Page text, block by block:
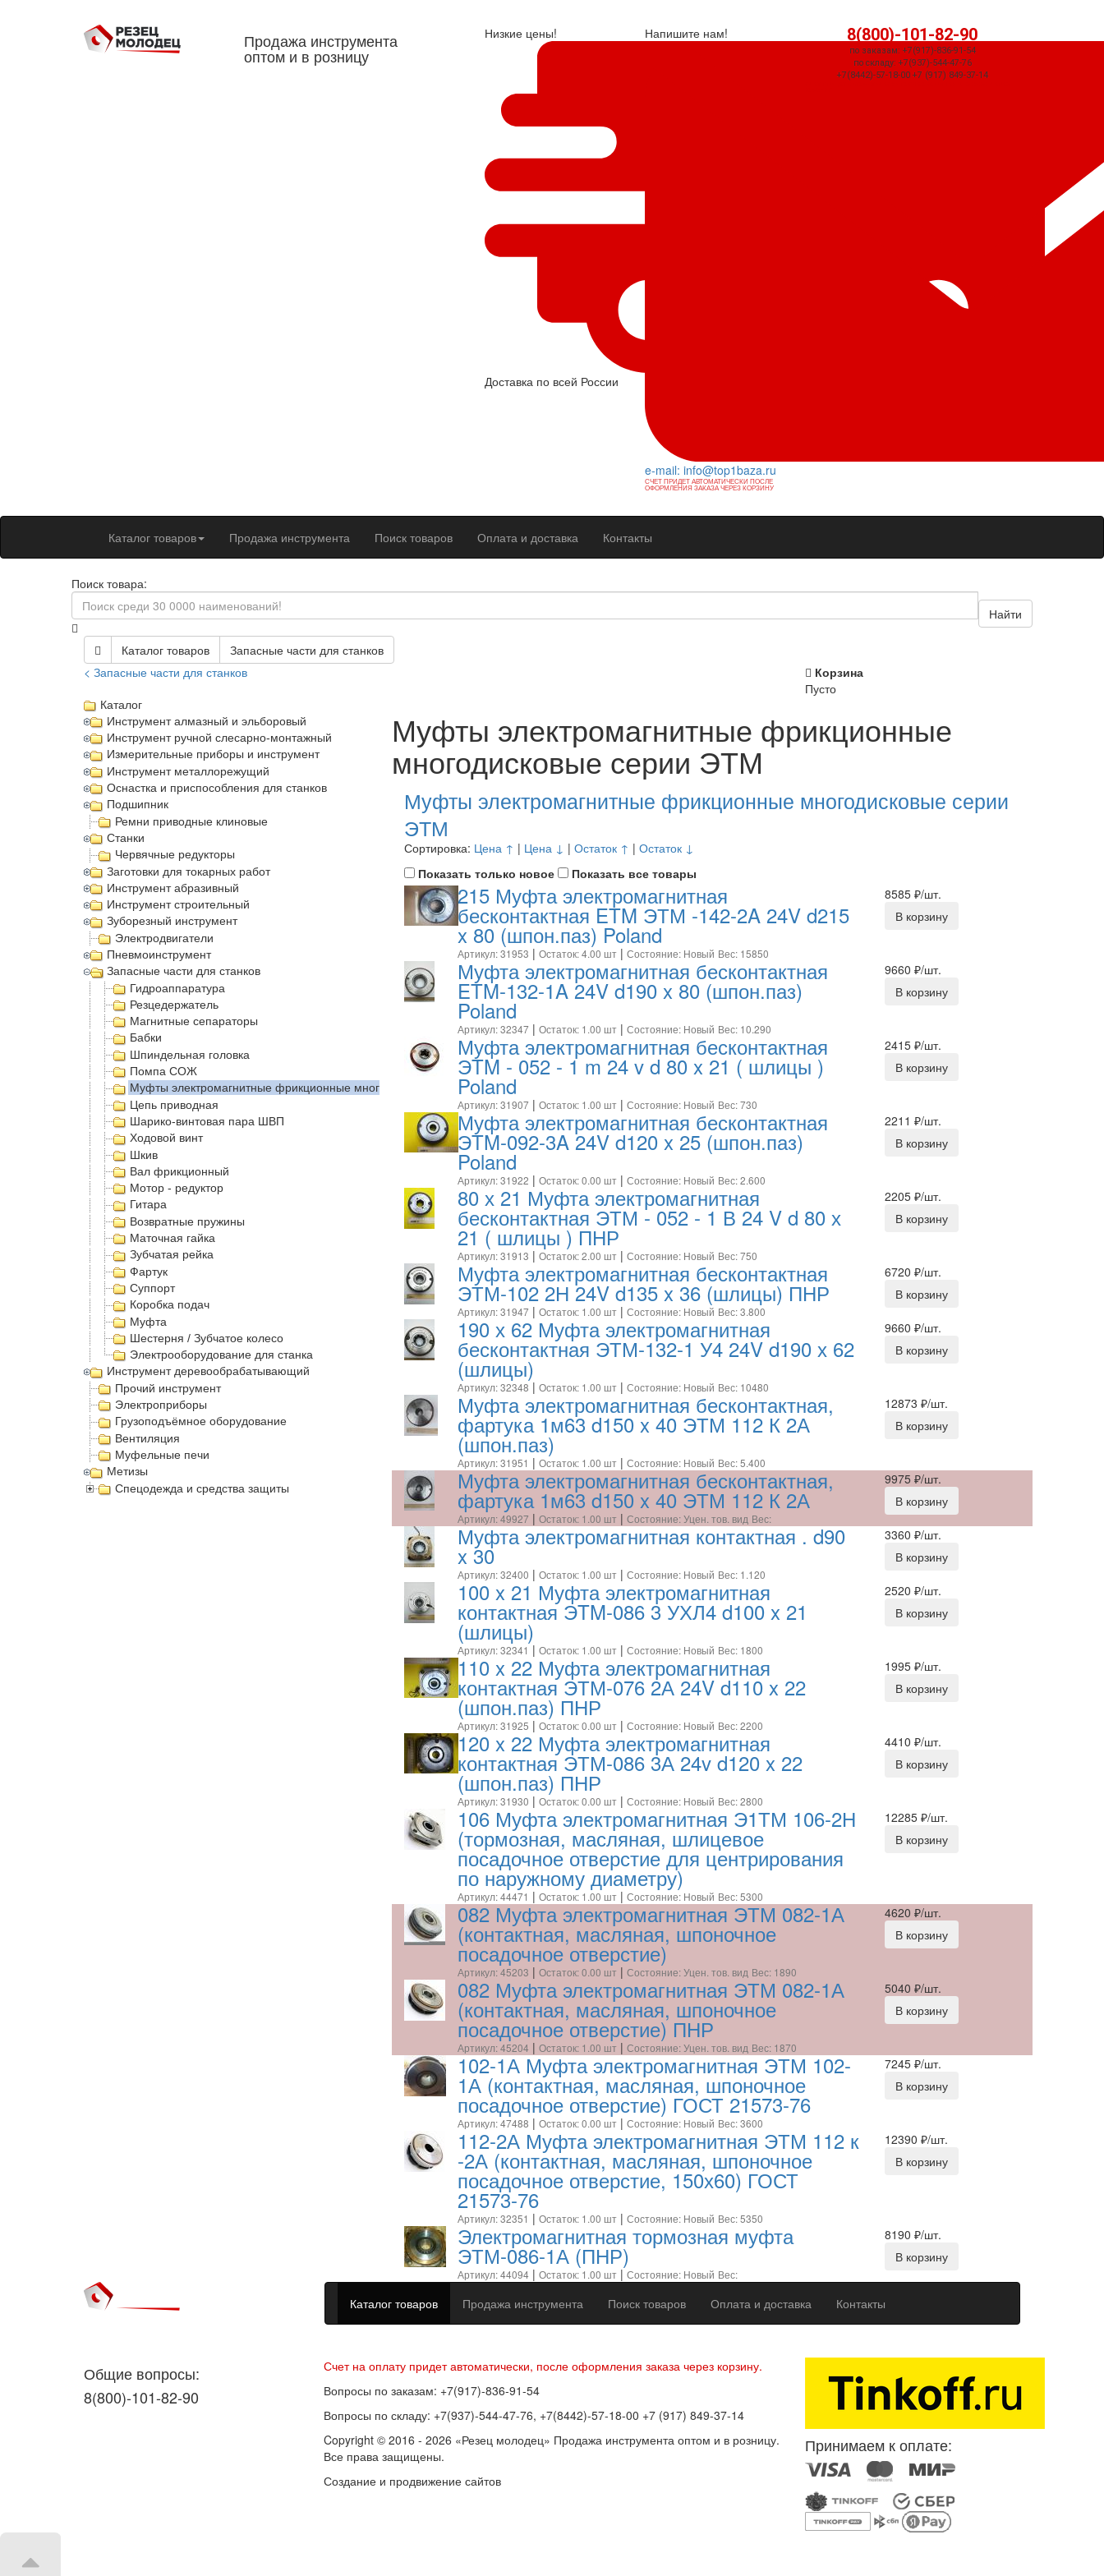
Продажа инструмента
оптом и в розницу
Низкие цены!
Доставка по всей России
Напишите нам!
e-mail: info@top1baza.ru
СЧЕТ ПРИДЕТ АВТОМАТИЧЕСКИ ПОСЛЕ
ОФОРМЛЕНИЯ ЗАКАЗА ЧЕРЕЗ КОРЗИНУ
8(800)-101-82-90
по заказам: +7(917)-836-91-54
по складу: +7(937)-544-47-76
+7(8442)-57-18-00 +7 (917) 849-37-14
Каталог товаров Продажа инструмента Поиск товаров Оплата и доставка Контакты
Поиск товара:
Найти
Каталог товаров
Запасные части для станков
< Запасные части для станков
Корзина
Пусто
Каталог
Инструмент алмазный и эльборовый
Инструмент ручной слесарно-монтажный
Измерительные приборы и инструмент
Инструмент металлорежущий
Оснастка и приспособления для станков
Подшипник
Ремни приводные клиновые
Станки
Червячные редукторы
Заготовки для токарных работ
Инструмент абразивный
Инструмент строительный
Зуборезный инструмент
Электродвигатели
Пневмоинструмент
Запасные части для станков
Гидроаппаратура
Резцедержатель
Магнитные сепараторы
Бабки
Шпиндельная головка
Помпа СОЖ
Муфты электромагнитные фрикционные многодисковые серии ЭТМ
Цепь приводная
Шарико-винтовая пара ШВП
Ходовой винт
Шкив
Вал фрикционный
Мотор - редуктор
Гитара
Возвратные пружины
Маточная гайка
Зубчатая рейка
Фартук
Суппорт
Коробка подач
Муфта
Шестерня / Зубчатое колесо
Электрооборудование для станка
Инструмент деревообрабатывающий
Прочий инструмент
Электроприборы
Грузоподъёмное оборудование
Вентиляция
Муфельные печи
Метизы
Спецодежда и средства защиты
Муфты электромагнитные фрикционные
многодисковые серии ЭТМ
Муфты электромагнитные фрикционные многодисковые серии
ЭТМ
Сортировка: Цена ↑ | Цена ↓ | Остаток ↑ | Остаток ↓
Показать только новое
Показать все товары
215 Муфта электромагнитная
бесконтактная ETM ЭТМ -142-2A 24V d215
x 80 (шпон.паз) Poland
Артикул: 31953 | Остаток: 4.00 шт| Состояние: Новый Вес: 15850
8585₽/шт.
В корзину
Муфта электромагнитная бесконтактная
ETM-132-1A 24V d190 x 80 (шпон.паз)
Poland
Артикул: 32347 | Остаток: 1.00 шт| Состояние: Новый Вес: 10.290
9660 ₽/шт.
В корзину
Муфта электромагнитная бесконтактная
ЭTM - 052 - 1 m 24 v d 80 x 21 ( шлицы )
Poland
Артикул: 31907 | Остаток: 1.00 шт| Состояние: Новый Вес: 730
2415₽/шт.
В корзину
Муфта электромагнитная бесконтактная
ЭTM-092-3A 24V d120 x 25 (шпон.паз)
Poland
Артикул: 31922 | Остаток: 0.00 шт| Состояние: Новый Вес: 2.600
2211 ₽/шт.
В корзину
80 х 21 Муфта электромагнитная
бесконтактная ЭТМ - 052 - 1 В 24 V d 80 х
21 ( шлицы ) ПНР
Артикул: 31913 | Остаток: 2.00 шт| Состояние: Новый Вес: 750
2205₽/шт.
В корзину
Муфта электромагнитная бесконтактная
ЭТМ-102 2Н 24V d135 x 36 (шлицы) ПНР
Артикул: 31947 | Остаток: 1.00 шт| Состояние: Новый Вес: 3.800
6720 ₽/шт.
В корзину
190 х 62 Муфта электромагнитная
бесконтактная ЭТМ-132-1 У4 24V d190 х 62
(шлицы)
Артикул: 32348| Остаток: 1.00 шт| Состояние: Новый Вес: 10480
9660 ₽/шт.
В корзину
Муфта электромагнитная бесконтактная,
фартука 1м63 d150 x 40 ЭТМ 112 К 2А
(шпон.паз)
Артикул: 31951 | Остаток: 1.00 шт| Состояние: Новый Вес: 5.400
12873 ₽/шт.
В корзину
Муфта электромагнитная бесконтактная,
фартука 1м63 d150 x 40 ЭТМ 112 К 2А
Артикул: 49927 | Остаток: 1.00 шт | Состояние: Уцен. тов. вид Вес:
9975 ₽/шт.
В корзину
Муфта электромагнитная контактная . d90
x 30
Артикул: 32400 | Остаток: 1.00 шт| Состояние: Новый Вес: 1.120
3360 ₽/шт.
В корзину
100 x 21 Муфта электромагнитная
контактная ЭTM-086 3 УХЛ4 d100 x 21
(шлицы)
Артикул: 32341| Остаток: 1.00 шт| Состояние: Новый Вес: 1800
2520 ₽/шт.
В корзину
110 x 22 Муфта электромагнитная
контактная ЭТМ-076 2А 24V d110 x 22
(шпон.паз) ПНР
Артикул: 31925 | Остаток: 0.00 шт| Состояние: Новый Вес: 2200
1995₽/шт.
В корзину
120 x 22 Муфта электромагнитная
контактная ЭТМ-086 3А 24v d120 x 22
(шпон.паз) ПНР
Артикул: 31930 | Остаток: 0.00 шт| Состояние: Новый Вес: 2800
4410 ₽/шт.
В корзину
106 Муфта электромагнитная Э1ТМ 106-2Н
(тормозная, масляная, шлицевое
посадочное отверстие для центрирования
по наружному диаметру)
Артикул: 44471 | Остаток: 1.00 шт| Состояние: Новый Вес: 5300
12285₽/шт.
В корзину
082 Муфта электромагнитная ЭТМ 082-1А
(контактная, масляная, шпоночное
посадочное отверстие)
Артикул: 45203 | Остаток: 0.00 шт | Состояние: Уцен. тов. вид Вес: 1890
4620 ₽/шт.
В корзину
082 Муфта электромагнитная ЭТМ 082-1А
(контактная, масляная, шпоночное
посадочное отверстие) ПНР
Артикул: 45204 | Остаток: 1.00 шт | Состояние: Уцен. тов. вид Вес: 1870
5040 ₽/шт.
В корзину
102-1А Муфта электромагнитная ЭТМ 102-
1А (контактная, масляная, шпоночное
посадочное отверстие) ГОСТ 21573-76
Артикул: 47488 | Остаток: 0.00 шт| Состояние: Новый Вес: 3600
7245₽/шт.
В корзину
112-2А Муфта электромагнитная ЭТМ 112 к
-2А (контактная, масляная, шпоночное
посадочное отверстие, 150х60) ГОСТ
21573-76
Артикул: 32351 | Остаток: 1.00 шт| Состояние: Новый Вес: 5350
12390 ₽/шт.
В корзину
Электромагнитная тормозная муфта
ЭТМ-086-1А (ПНР)
Артикул: 44094 | Остаток: 1.00 шт|Состояние: Новый Вес:
8190 ₽/шт.
В корзину
Каталог товаров Продажа инструмента Поиск товаров Оплата и доставка Контакты
Общие вопросы:
8(800)-101-82-90
Счет на оплату придет автоматически, после оформления заказа через корзину.
Вопросы по заказам: +7(917)-836-91-54
Вопросы по складу: +7(937)-544-47-76, +7(8442)-57-18-00 +7 (917) 849-37-14
Copyright © 2016 - 2026 «Резец молодец» Продажа инструмента оптом и в розницу.
Все права защищены.
Создание и продвижение сайтов
Принимаем к оплате: